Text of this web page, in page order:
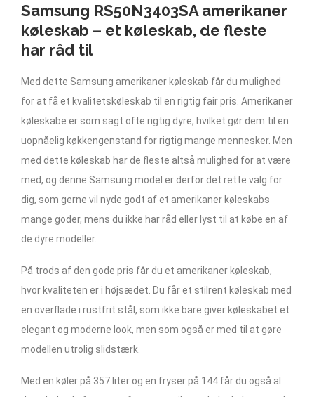
Samsung RS50N3403SA amerikaner
køleskab – et køleskab, de fleste
har råd til
Med dette Samsung amerikaner køleskab får du mulighed
for at få et kvalitetskøleskab til en rigtig fair pris. Amerikaner
køleskabe er som sagt ofte rigtig dyre, hvilket gør dem til en
uopnåelig køkkengenstand for rigtig mange mennesker. Men
med dette køleskab har de fleste altså mulighed for at være
med, og denne Samsung model er derfor det rette valg for
dig, som gerne vil nyde godt af et amerikaner køleskabs
mange goder, mens du ikke har råd eller lyst til at købe en af
de dyre modeller.
På trods af den gode pris får du et amerikaner køleskab,
hvor kvaliteten er i højsædet. Du får et stilrent køleskab med
en overflade i rustfrit stål, som ikke bare giver køleskabet et
elegant og moderne look, men som også er med til at gøre
modellen utrolig slidstærk.
Med en køler på 357 liter og en fryser på 144 får du også al